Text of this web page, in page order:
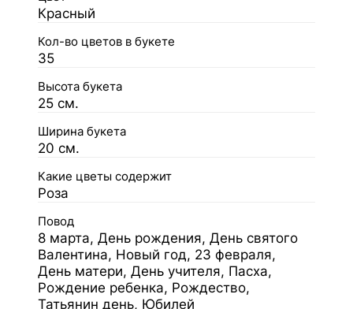
Красный
Кол-во цветов в букете
35
Высота букета
25 см.
Ширина букета
20 см.
Какие цветы содержит
Роза
Повод
8 марта, День рождения, День святого
Валентина, Новый год, 23 февраля,
День матери, День учителя, Пасха,
Рождение ребенка, Рождество,
Татьянин день, Юбилей